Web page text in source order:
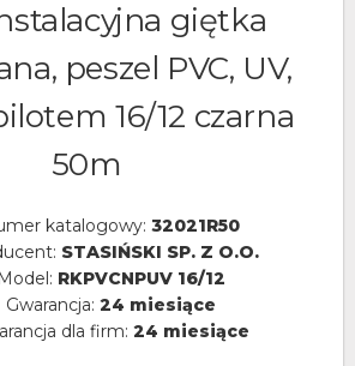
giętka
peszel PVC, UV,
16/12 czarna
50m
katalogowy: 32021R50
STASIŃSKI SP. Z O.O.
Model: RKPVCNPUV 16/12
Gwarancja: 24 miesiące
dla firm: 24 miesiące